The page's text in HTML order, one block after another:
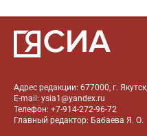
Адрес редакции: 677000, г.
E-mail: ysia1@yandex.ru
Телефон: +7-914-272-96-72
Главный редактор: Бабаева Я. О.